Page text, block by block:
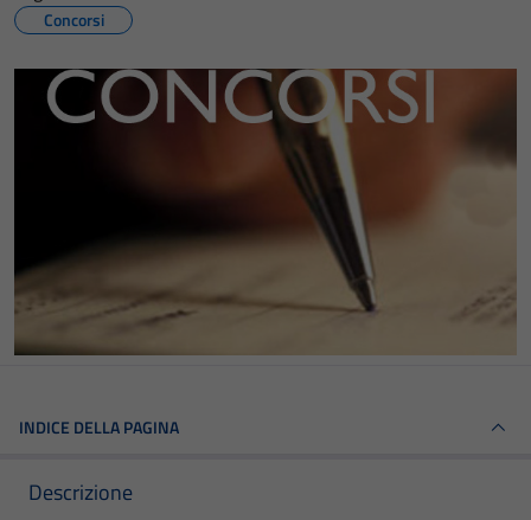
Concorsi
INDICE DELLA PAGINA
Descrizione